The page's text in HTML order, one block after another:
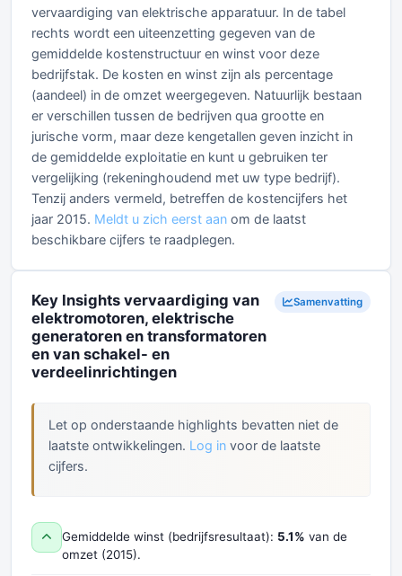
vervaardiging van elektrische apparatuur. In de tabel
rechts wordt een uiteenzetting gegeven van de
gemiddelde kostenstructuur en winst voor deze
bedrijfstak. De kosten en winst zijn als percentage
(aandeel) in de omzet weergegeven. Natuurlijk bestaan
er verschillen tussen de bedrijven qua grootte en
jurische vorm, maar deze kengetallen geven inzicht in
de gemiddelde exploitatie en kunt u gebruiken ter
vergelijking (rekeninghoudend met uw type bedrijf).
Tenzij anders vermeld, betreffen de kostencijfers het
jaar 2015. Meldt u zich eerst aan om de laatst
beschikbare cijfers te raadplegen.
Key Insights vervaardiging van
elektromotoren, elektrische
generatoren en transformatoren
en van schakel- en
verdeelinrichtingen
Samenvatting
Let op onderstaande highlights bevatten niet de
laatste ontwikkelingen. Log in voor de laatste
cijfers.
Gemiddelde winst (bedrijfsresultaat): 5.1% van de
omzet (2015).